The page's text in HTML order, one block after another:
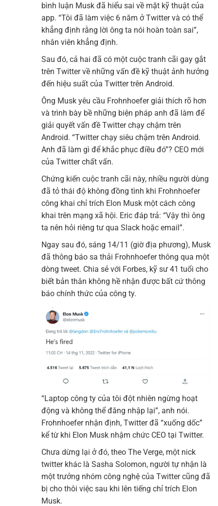
bình luận Musk đã hiểu sai về mặt kỹ thuật của
app. “Tôi đã làm việc 6 năm ở Twitter và có thể
khẳng định rằng lời ông ta nói hoàn toàn sai”,
nhân viên khẳng định.
Sau đó, cả hai đã có một cuộc tranh cãi gay gắt
trên Twitter về những vấn đề kỹ thuật ảnh hưởng
đến hiệu suất của Twitter trên Android.
Ông Musk yêu cầu Frohnhoefer giải thích rõ hơn
và trình bày bề những biện pháp anh đã làm để
giải quyết vấn đề Twitter chạy chậm trên
Android. “Twitter chạy siêu chậm trên Android.
Anh đã làm gì để khắc phục điều đó”? CEO mới
của Twitter chất vấn.
Chứng kiến cuộc tranh cãi này, nhiều người dùng
đã tỏ thái độ không đồng tình khi Frohnhoefer
công khai chỉ trích Elon Musk một cách công
khai trên mạng xã hội. Eric đáp trả: “Vậy thì ông
ta nên hỏi riêng tư qua Slack hoặc email”.
Ngay sau đó, sáng 14/11 (giờ địa phương), Musk
đã thông báo sa thải Frohnhoefer thông qua một
dòng tweet. Chia sẻ với Forbes, kỹ sư 41 tuổi cho
biết bản thân không hề nhận được bất cứ thông
báo chính thức của công ty.
“Laptop công ty của tôi đột nhiên ngừng hoạt
động và không thể đăng nhập lại”, anh nói.
Frohnhoefer nhận định, Twitter đã “xuống dốc”
kể từ khi Elon Musk nhậm chức CEO tại Twitter.
Chưa dừng lại ở đó, theo The Verge, một nick
twitter khác là Sasha Solomon, người tự nhận là
một trưởng nhóm công nghệ của Twitter cũng đã
bị cho thôi việc sau khi lên tiếng chỉ trích Elon
Musk.